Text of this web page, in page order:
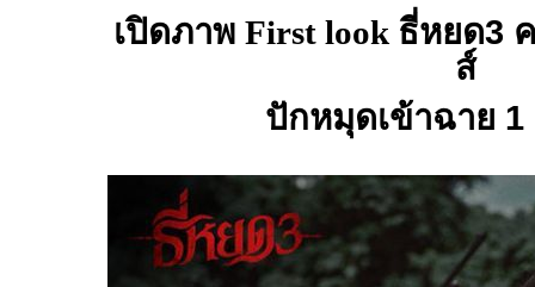
เปิดภาพ First look ธี่หยด3
ส์
ปักหมุดเข้าฉาย